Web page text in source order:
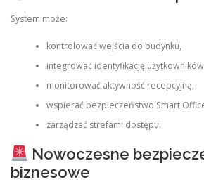
System może:
kontrolować wejścia do budynku,
integrować identyfikację
monitorować aktywność recepcyjną,
wspierać bezpieczeństwo Smart
zarządzać strefami dostępu.
Nowoczesne
biznesowe